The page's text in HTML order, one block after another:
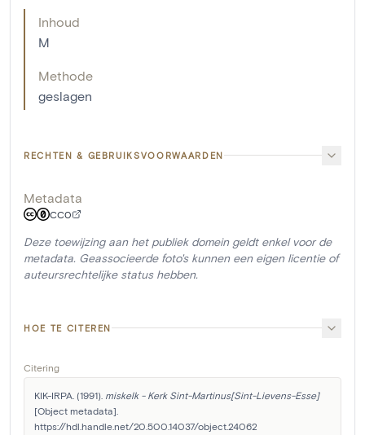
Inhoud
M
Methode
geslagen
RECHTEN & GEBRUIKSVOORWAARDEN
Metadata
CC0
Deze toewijzing aan het publiek domein geldt enkel voor de
metadata. Geassocieerde foto's kunnen een eigen licentie of
auteursrechtelijke status hebben.
HOE TE CITEREN
Citering
KIK-IRPA. (1991). miskelk - Kerk Sint-Martinus[Sint-Lievens-Esse]
[Object metadata].
https://hdl.handle.net/20.500.14037/object.24062